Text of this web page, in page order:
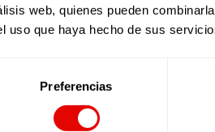
web, quienes pueden
uso que haya hecho de sus
Preferencias
En nuestra
revista de
profundamente sobre la